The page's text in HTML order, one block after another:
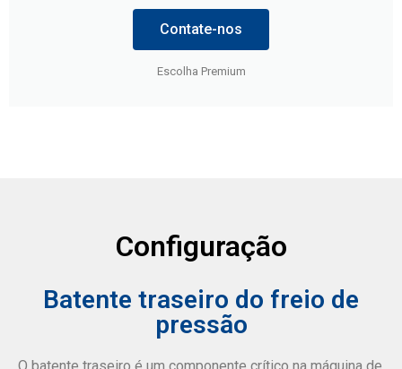
Contate-nos
Escolha Premium
Configuração
Batente traseiro do freio de
pressão